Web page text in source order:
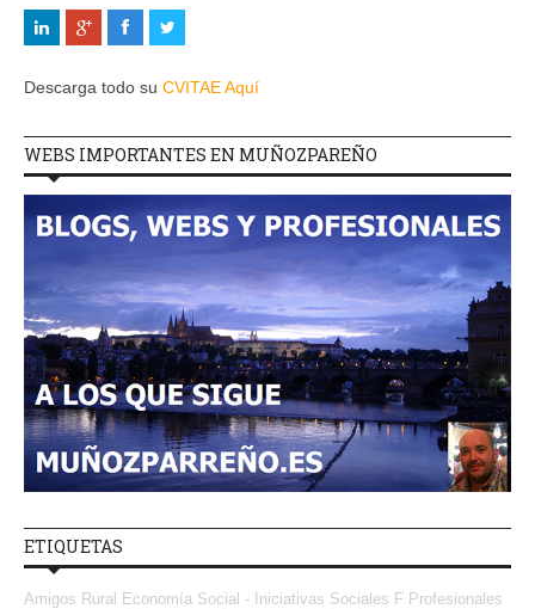
Descarga todo su CVITAE Aquí
WEBS IMPORTANTES EN MUÑOZPAREÑO
ETIQUETAS
Amigos Rural Economía Social - Iniciativas Sociales F Profesionales